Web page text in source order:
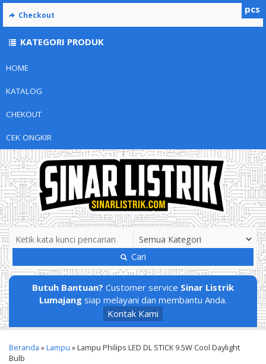
HOME
KATALOG
CHEKOUT
CEK ONGKIR
Cari
Butuh Bantuan? Customer service Sinar Listrik
Lumajang siap melayani dan membantu Anda.
Kontak Kami
Beranda »Lampu »Lampu Philips LED DL STICK 9.5W Cool Daylight
Bulb
pcs
Checkout
KATEGORI PRODUK